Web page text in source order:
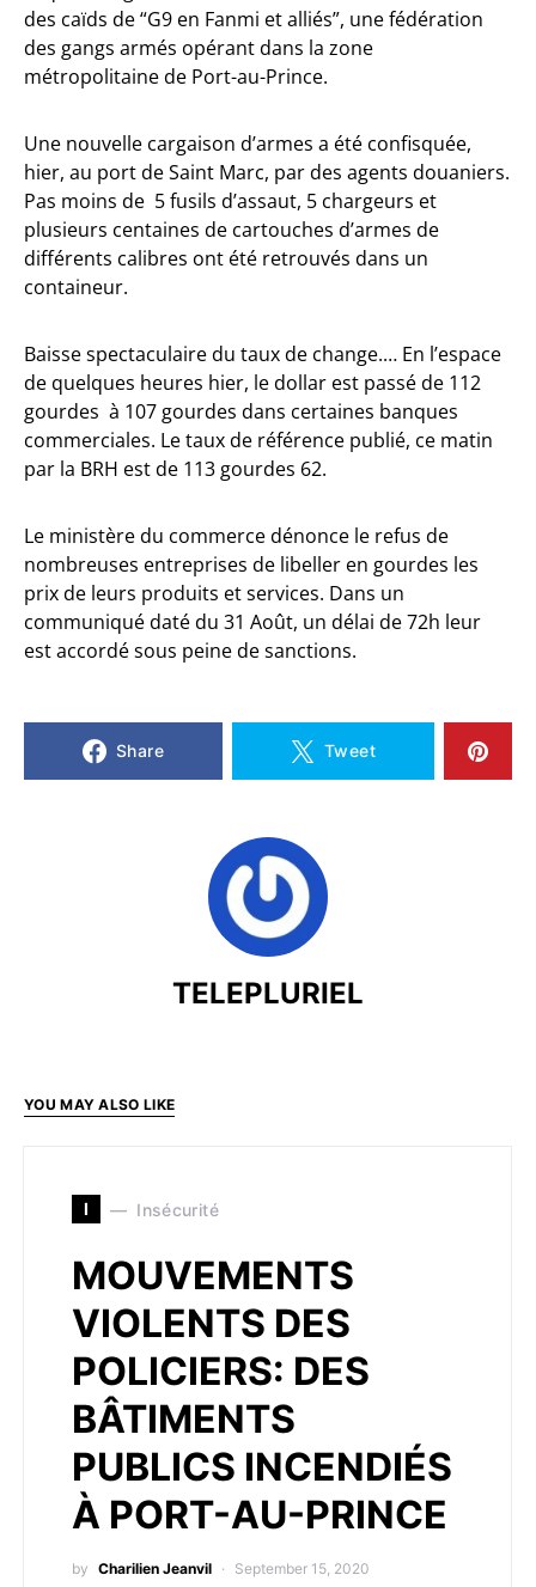
des caïds de “G9 en Fanmi et alliés”, une fédération
des gangs armés opérant dans la zone
métropolitaine de Port-au-Prince.
Une nouvelle cargaison d’armes a été confisquée,
hier, au port de Saint Marc, par des agents douaniers.
Pas moins de 5 fusils d’assaut, 5 chargeurs et
plusieurs centaines de cartouches d’armes de
différents calibres ont été retrouvés dans un
containeur.
Baisse spectaculaire du taux de change.… En l’espace
de quelques heures hier, le dollar est passé de 112
gourdes à 107 gourdes dans certaines banques
commerciales. Le taux de référence publié, ce matin
par la BRH est de 113 gourdes 62.
Le ministère du commerce dénonce le refus de
nombreuses entreprises de libeller en gourdes les
prix de leurs produits et services. Dans un
communiqué daté du 31 Août, un délai de 72h leur
est accordé sous peine de sanctions.
Share Tweet
TELEPLURIEL
YOU MAY ALSO LIKE
I Insécurité
MOUVEMENTS
VIOLENTS DES
POLICIERS: DES
BÂTIMENTS
PUBLICS INCENDIÉS
À PORT-AU-PRINCE
by Charilien Jeanvil September 15, 2020